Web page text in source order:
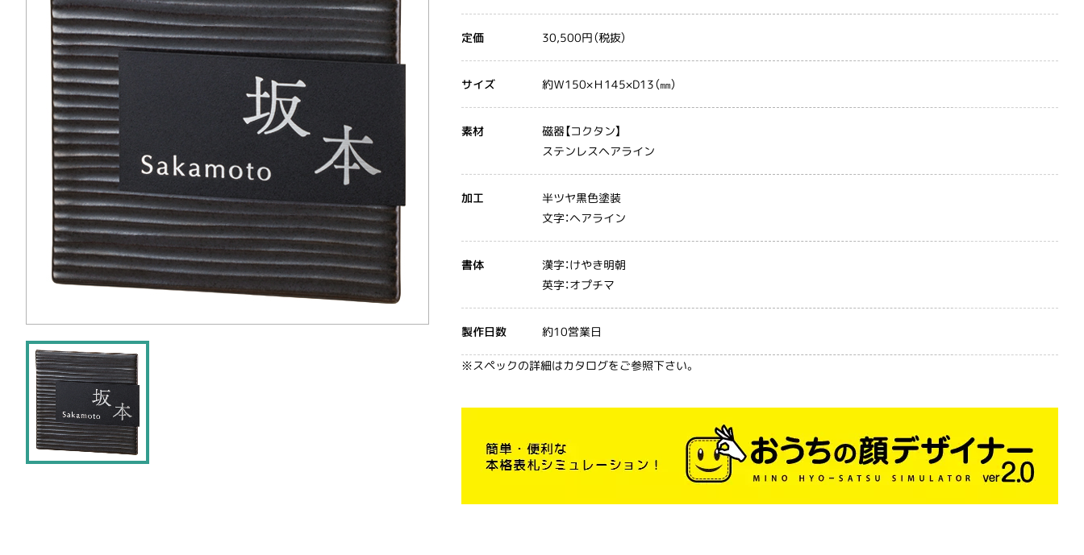
定価 30,500円（税抜）
サイズ 約Ｗ150×Ｈ145×D13（㎜）
素材 磁器【コクタン】
ステンレスヘアライン
加工 半ツヤ黒色塗装
文字：ヘアライン
書体 漢字：けやき明朝
英字：オプチマ
製作日数 約10営業日
※スペックの詳細はカタログをご参照下さい。